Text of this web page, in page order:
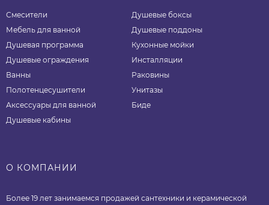
Смесители
Мебель для ванной
Душевая программа
Душевые ограждения
Ванны
Полотенцесушители
Аксессуары для ванной
Душевые кабины
Душевые боксы
Душевые поддоны
Кухонные мойки
Инсталляции
Раковины
Унитазы
Биде
О КОМПАНИИ
Более 19 лет занимаемся продажей сантехники и керамической